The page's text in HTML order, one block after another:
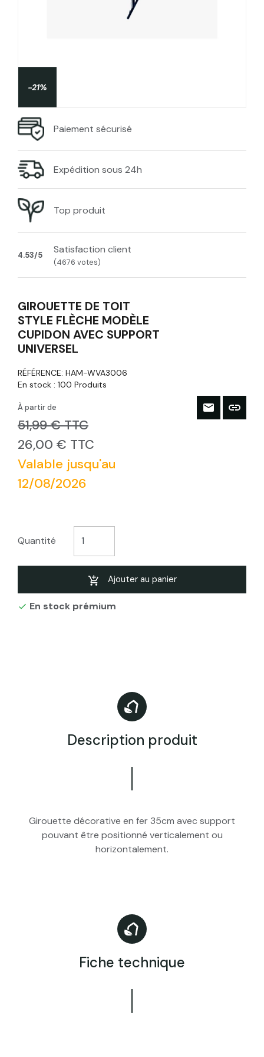
-21%
Paiement sécurisé
Expédition sous 24h
Top produit
4.53/5 Satisfaction client
(4676 votes)
GIROUETTE DE TOIT
STYLE FLÈCHE MODÈLE
CUPIDON AVEC SUPPORT
UNIVERSEL
RÉFÉRENCE: HAM-WVA3006
En stock : 100 Produits
À partir de
51,99 € TTC
26,00 € TTC
Valable jusqu'au
12/08/2026
Quantité
Ajouter au panier
 En stock prémium
Description produit
Girouette décorative en fer 35cm avec support
pouvant être positionné verticalement ou
horizontalement.
Fiche technique